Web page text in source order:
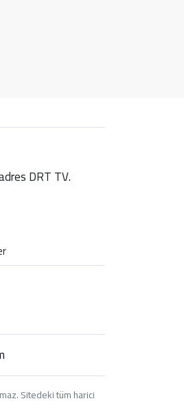
DRT TV.
Sitedeki tüm harici